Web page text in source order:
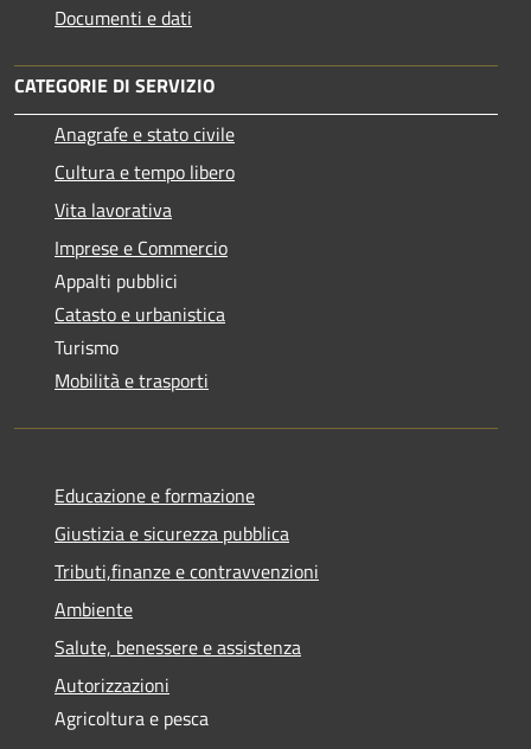
Documenti e dati
CATEGORIE DI SERVIZIO
Anagrafe e stato civile
Cultura e tempo libero
Vita lavorativa
Imprese e Commercio
Appalti pubblici
Catasto e urbanistica
Turismo
Mobilità e trasporti
Educazione e formazione
Giustizia e sicurezza pubblica
Tributi,finanze e contravvenzioni
Ambiente
Salute, benessere e assistenza
Autorizzazioni
Agricoltura e pesca